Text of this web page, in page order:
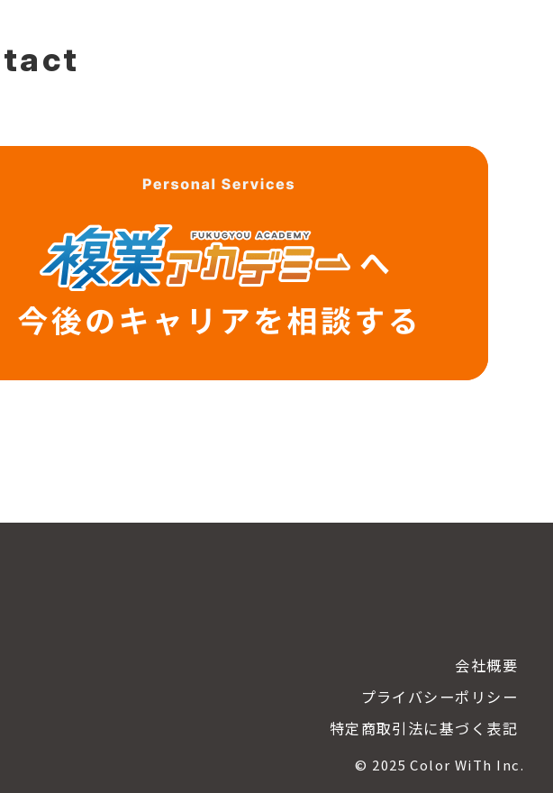
会社概要
プライバシーポリシー
特定商取引法に基づく表記
© 2025 Color WiTh Inc.